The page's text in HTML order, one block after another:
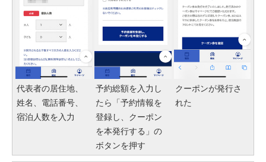
代表者の居住地、
姓名、電話番号、
宿泊人数を入力
予約総額を入力し
たら「予約情報を
登録し、クーポン
を本発行する」の
ボタンを押す
クーポンが発行さ
れた